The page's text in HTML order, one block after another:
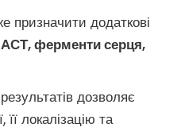
призначити додаткові
ферменти серця,
дозволяє
її локалізацію та